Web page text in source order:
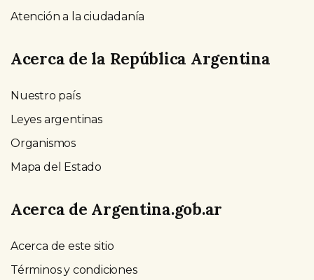
Atención a la ciudadanía
Acerca de la República Argentina
Nuestro país
Leyes argentinas
Organismos
Mapa del Estado
Acerca de Argentina.gob.ar
Acerca de este sitio
Términos y condiciones